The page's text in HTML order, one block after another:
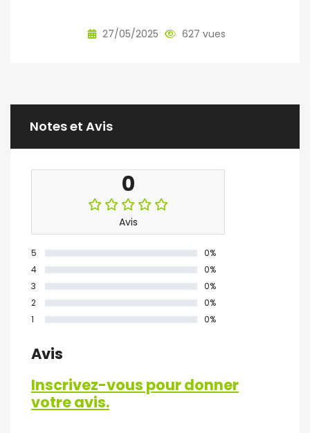
27/05/2025 627 vues
Notes et Avis
0
Avis
5
0%
4
0%
3
0%
2
0%
1
0%
Avis
Inscrivez-vous pour donner
votre avis.